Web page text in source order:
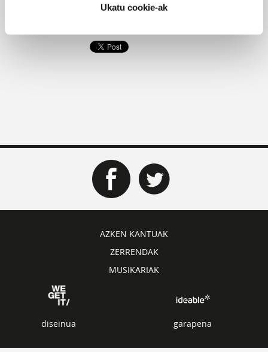
Ukatu cookie-ak
lehen.
AZKEN KANTUAK
ZERRENDAK
MUSIKARIAK
diseinua garapena